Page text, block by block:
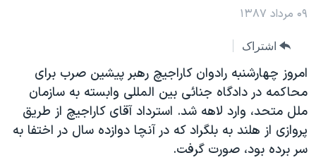
به
صفحه
جهش
به
جستجو
آمریکا
جهان
ورزشی
گزیده‌ها
ویژه برنامه‌ها
جدول برنامه ها
صفحه‌های ویژه
جام جهانی ۲۰۲۶
عملیات خشم حماسی
۲۵۰سالگی آمریکا
بایگانی برنامه‌های تلویزیونی
فرکانس‌های صدای آمریکا
پخش رادیویی
یادگیری زبان انگلیسی
۰۹ مرداد ۱۳۸۷
اشتراک
امروز چهارشنبه رادوان کاراجيچ رهبر پيشين صرب برای
محاکمه در دادگاه جنائی بين المللی وابسته به سازمان
ملل متحد، وارد لاهه شد. استرداد آقای کاراجيچ از طريق
پروازی از هلند به بلگراد که در آنچا دوازده سال در اختفا به
سر برده بود، صورت گرفت.